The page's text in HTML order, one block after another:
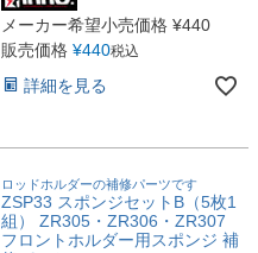
メーカー希望小売価格 ¥440
販売価格 ¥440税込
詳細を見る
ロッドホルダーの補修パーツです
ZSP33 スポンジセットB（5枚1
組） ZR305・ZR306・ZR307
フロントホルダー用スポンジ 補